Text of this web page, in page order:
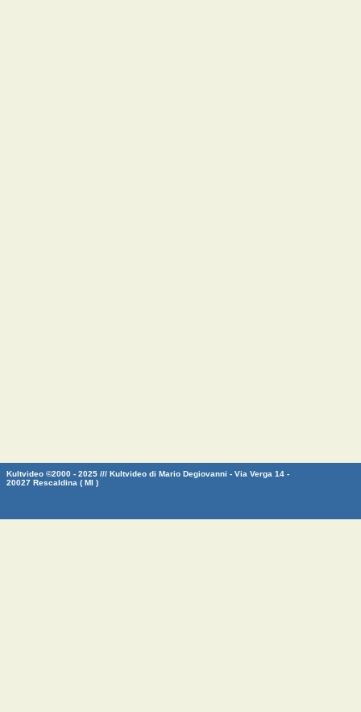
Kultvideo ©2000 - 2025 /// Kultvideo di Mario Degiovanni - Via Verga 14 -
20027 Rescaldina ( MI )